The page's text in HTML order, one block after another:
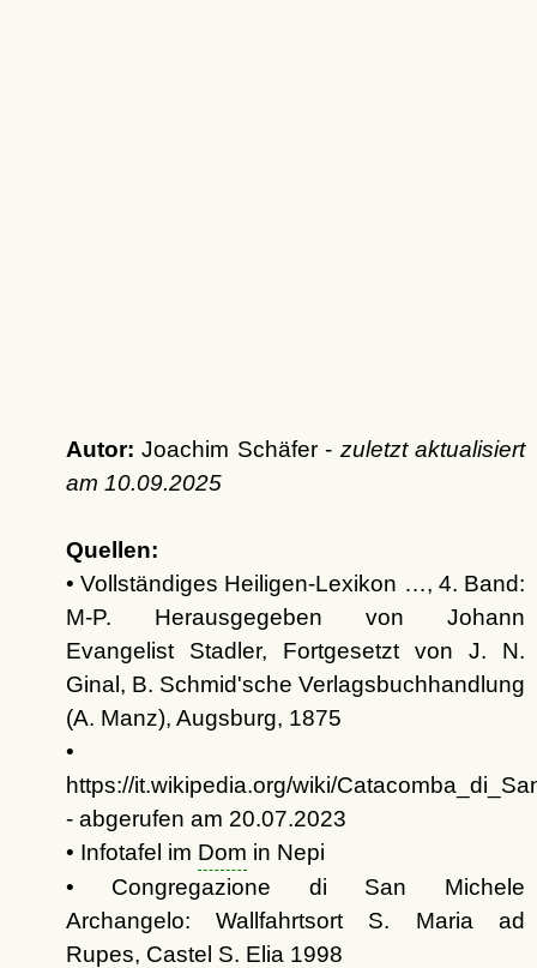
Autor: Joachim Schäfer - zuletzt aktualisiert
am 10.09.2025
Quellen:
• Vollständiges Heiligen-Lexikon …, 4. Band:
M-P. Herausgegeben von Johann
Evangelist Stadler, Fortgesetzt von J. N.
Ginal, B. Schmid'sche Verlagsbuchhandlung
(A. Manz), Augsburg, 1875
•
https://it.wikipedia.org/wiki/
- abgerufen am 20.07.2023
• Infotafel im Dom in Nepi
• Congregazione di San Michele
Archangelo: Wallfahrtsort S. Maria ad
Rupes, Castel S. Elia 1998